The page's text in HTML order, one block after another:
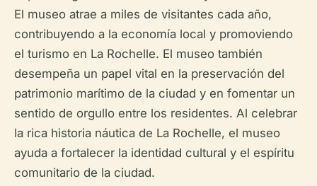
El museo atrae a miles de visitantes cada año,
contribuyendo a la economía local y promoviendo
el turismo en La Rochelle. El museo también
desempeña un papel vital en la preservación del
patrimonio marítimo de la ciudad y en fomentar un
sentido de orgullo entre los residentes. Al celebrar
la rica historia náutica de La Rochelle, el museo
ayuda a fortalecer la identidad cultural y el espíritu
comunitario de la ciudad.